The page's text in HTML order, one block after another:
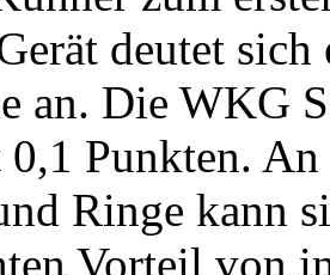
deutet
an. Die WKG
Punkten.
Ringe kann
Vorteil von